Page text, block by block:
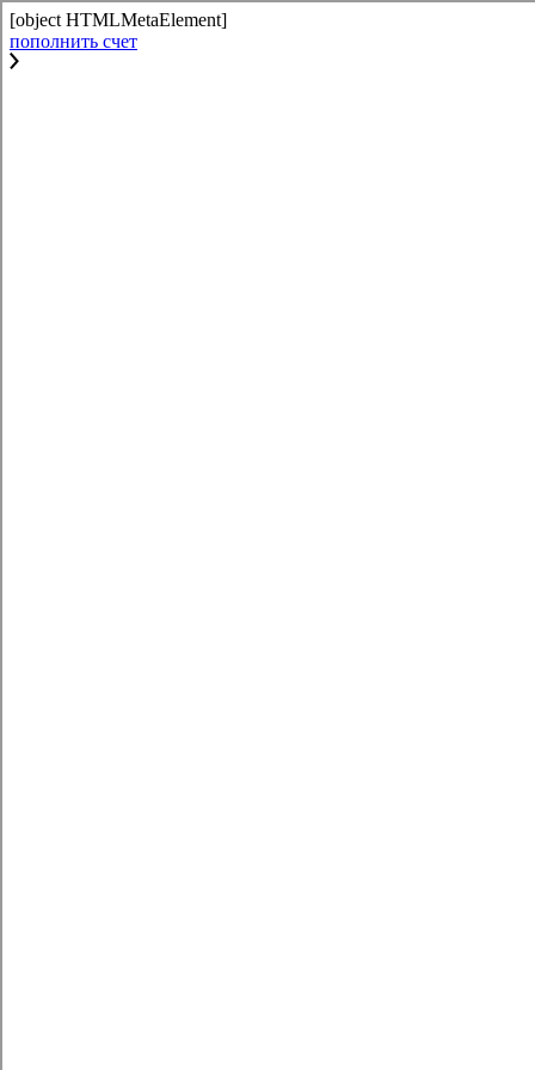
[object HTMLMetaElement]
пополнить счет